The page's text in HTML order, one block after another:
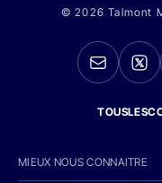
© 2026 Talmont
MIEUX NOUS CONNAITRE